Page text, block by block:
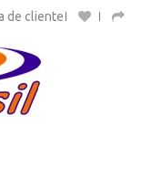
de cliente